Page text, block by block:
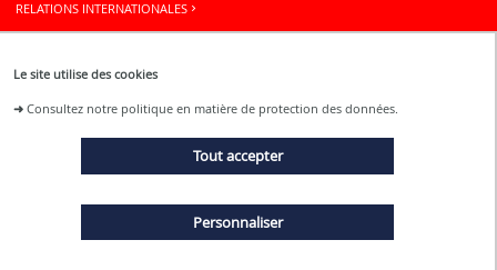
Le site utilise des cookies
➜Consultez notre politique en matière de protection des données.
Tout accepter
Personnaliser
RELATIONS INTERNATIONALES
Restons connectés
ACTUALITÉS